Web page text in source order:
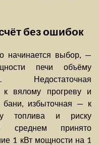
без ошибок
начинается выбор, —
печи объёму
Недостаточная
к вялому прогреву и
бани, избыточная — к
топлива и риску
среднем принято
1 кВт мощности на 1